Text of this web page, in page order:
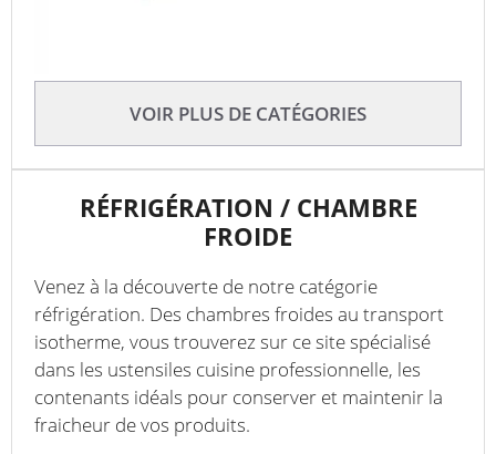
VOIR PLUS DE CATÉGORIES
RÉFRIGÉRATION / CHAMBRE
FROIDE
Venez à la découverte de notre catégorie
réfrigération. Des chambres froides au transport
isotherme, vous trouverez sur ce site spécialisé
dans les ustensiles cuisine professionnelle, les
contenants idéals pour conserver et maintenir la
fraicheur de vos produits.